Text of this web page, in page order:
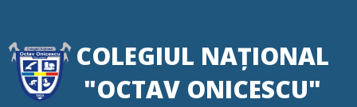
content
COLEGIUL NAȚIONAL
"OCTAV ONICESCU"